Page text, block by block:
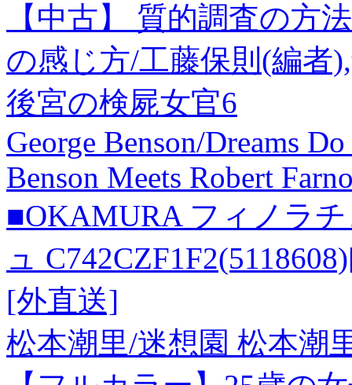
【中古】 質的調査の方
の感じ方/工藤保則(編者
後宮の検屍女官6
George Benson/Dreams
Benson Meets Robert
■OKAMURA フィノラ
ュ
[外直送]
松本潮里/迷想園 松本潮